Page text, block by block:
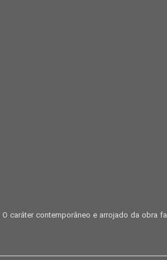
caráter contemporâneo e arrojado da obra